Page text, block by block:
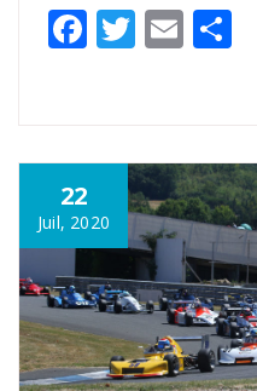
Facebook
Twitter
Email
22
Juil, 2020